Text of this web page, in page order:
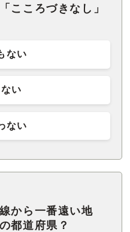
こころづきなし」
ない
い
ない
から一番遠い地
都道府県？